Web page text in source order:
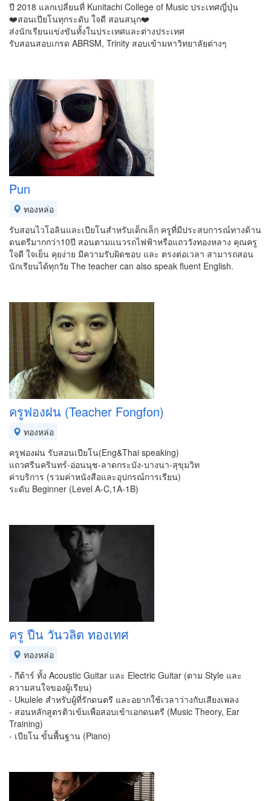
ปี 2018 แลกเปลี่ยนที่ Kunitachi College of Music ประเทศญี่ปุ่น
❤️สอนเปียโนทุกระดับ ใจดี สอนสนุก❤️
ส่งนักเรียนแข่งขันทั้งในประเทศและต่างประเทศ
รับสอนสอบเกรด ABRSM, Trinity สอบเข้ามหาวิทยาลัยต่างๆ
Pun
ทองหล่อ
รับสอนไวโอลินและเปียโนสำหรับเด็กเล็ก ครูที่มีประสบการณ์ทางด้าน
ดนตรีมากกว่า10ปี สอนตามแนวรถไฟฟ้าหรือแถววังทองหลาง คุณครู
ใจดี ใจเย็น คุยง่าย มีความรับผิดชอบ และ ตรงต่อเวลา สามารถสอน
นักเรียนได้ทุกวัย The teacher can also speak fluent English.
ครูฟองฝน (Teacher Fongfon)
ทองหล่อ
ครูฟองฝน รับสอนเปียโน(Eng&Thai speaking)
แถวศรีนครินทร์-อ่อนนุช-ลาดกระบัง-บางนา-สุขุมวิท
ค่าบริการ (รวมค่าหนังสือและอุปกรณ์การเรียน)
ระดับ Beginner (Level A-C,1A-1B)
ครู ปืน วันวลิต ทองเทศ
ทองหล่อ
- กีต้าร์ ทั้ง Acoustic Guitar และ Electric Guitar (ตาม Style และ
ความสนใจของผู้เรียน)
- Ukulele สำหรับผู้ที่รักดนตรี และอยากใช้เวลาว่างกับเสียงเพลง
- สอนหลักสูตรติวเข้มเพื่อสอบเข้าเอกดนตรี (Music Theory, Ear
Training)
- เปียโน ขั้นพื้นฐาน (Piano)